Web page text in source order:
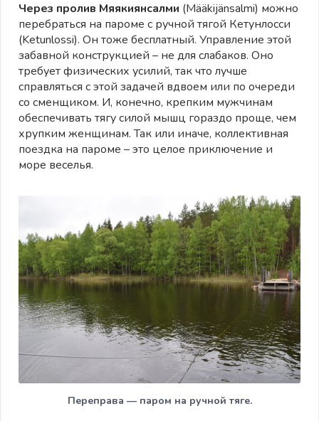
Через пролив Мяякиянсалми (Määkijänsalmi) можно
перебраться на пароме с ручной тягой Кетунлосси
(Ketunlossi). Он тоже бесплатный. Управление этой
забавной конструкцией – не для слабаков. Оно
требует физических усилий, так что лучше
справляться с этой задачей вдвоем или по очереди
со сменщиком. И, конечно, крепким мужчинам
обеспечивать тягу силой мышц гораздо проще, чем
хрупким женщинам. Так или иначе, коллективная
поездка на пароме – это целое приключение и
море веселья.
Переправа — паром на ручной тяге.